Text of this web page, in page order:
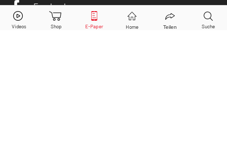
Mowi Aktie jetzt handeln?
Facebook
Twitter